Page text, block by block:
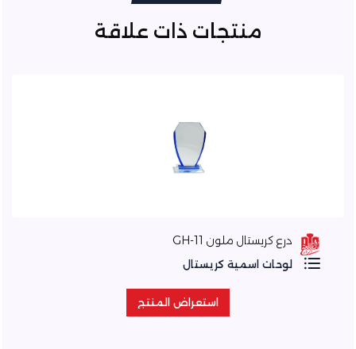
منتجات ذات علاقة
درع كريستال ملون GH-11
لوحات اسمية كريستال
استعراض المنتج
استعراض المنتج